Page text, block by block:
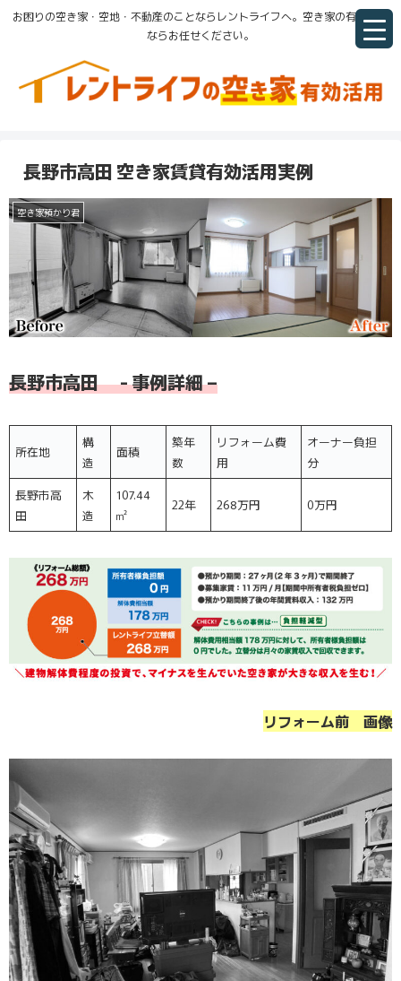
お困りの空き家・空地・不動産のことならレントライフへ。空き家の有効活用
ならお任せください。
長野市高田 空き家賃貸有効活用実例
空き家預かり君
長野市高田 - 事例詳細 –
所在地
構
造
面積
築年
数
リフォーム費
用
オーナー負担
分
長野市高
田
木
造
107.44
㎡
22年 268万円 0万円
リフォーム前 画像